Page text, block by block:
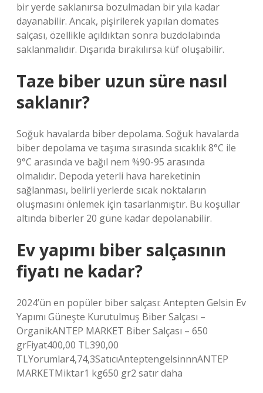
bir yerde saklanırsa bozulmadan bir yıla kadar
dayanabilir. Ancak, pişirilerek yapılan domates
salçası, özellikle açıldıktan sonra buzdolabında
saklanmalıdır. Dışarıda bırakılırsa küf oluşabilir.
Taze biber uzun süre nasıl
saklanır?
Soğuk havalarda biber depolama. Soğuk havalarda
biber depolama ve taşıma sırasında sıcaklık 8°C ile
9°C arasında ve bağıl nem %90-95 arasında
olmalıdır. Depoda yeterli hava hareketinin
sağlanması, belirli yerlerde sıcak noktaların
oluşmasını önlemek için tasarlanmıştır. Bu koşullar
altında biberler 20 güne kadar depolanabilir.
Ev yapımı biber salçasının
fiyatı ne kadar?
2024’ün en popüler biber salçası: Antepten Gelsin Ev
Yapımı Güneşte Kurutulmuş Biber Salçası –
OrganikANTEP MARKET Biber Salçası – 650
grFiyat400,00 TL390,00
TLYorumlar4,74,3SatıcıAnteptengelsinnnANTEP
MARKETMiktar1 kg650 gr2 satır daha